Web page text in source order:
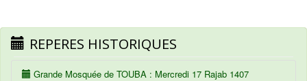
REPERES HISTORIQUES
Grande Mosquée de TOUBA : Mercredi 17 Rajab 1407